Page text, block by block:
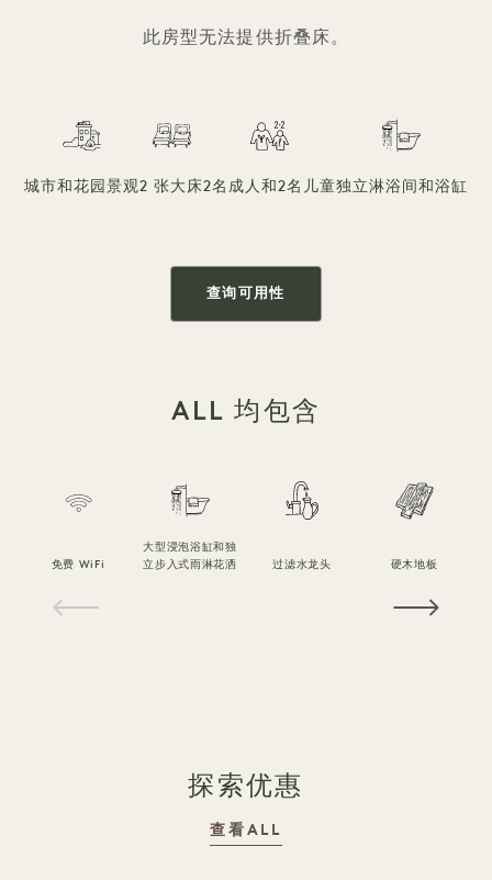
此房型无法提供折叠床。
城市和花园景观2 张大床2名成人和2名儿童独立淋浴间和浴缸
查询可用性
ALL 均包含
免费 WiFi
大型浸泡浴缸和独
立步入式雨淋花洒
过滤水龙头 硬木地板
探索优惠
查看ALL